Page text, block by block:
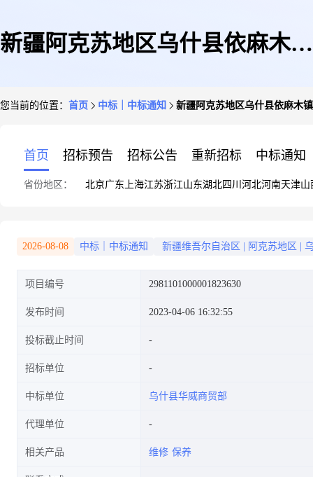
新疆阿克苏地区乌什县依麻木镇
公告
您当前的位置： 首页 中标｜中标通知 新疆阿克苏地区乌什县依麻木
首页 招标预告 招标公告 重新招标 中标通知
省份地区： 北京广东 上海江苏浙江山东湖北四川 河北河南天津山
2026-08-08 中标｜中标通知 新疆维吾尔自治区 阿克苏地区
项目编号 2981101000001823630
发布时间 2023-04-06 16:32:55
投标截止时间
招标单位
中标单位 乌什县华威商贸部
代理单位
相关产品 维修 保养